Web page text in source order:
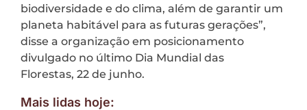
biodiversidade e do clima, além de garantir um
planeta habitável para as futuras gerações”,
disse a organização em posicionamento
divulgado no último Dia Mundial das
Florestas, 22 de junho.
Mais lidas hoje: